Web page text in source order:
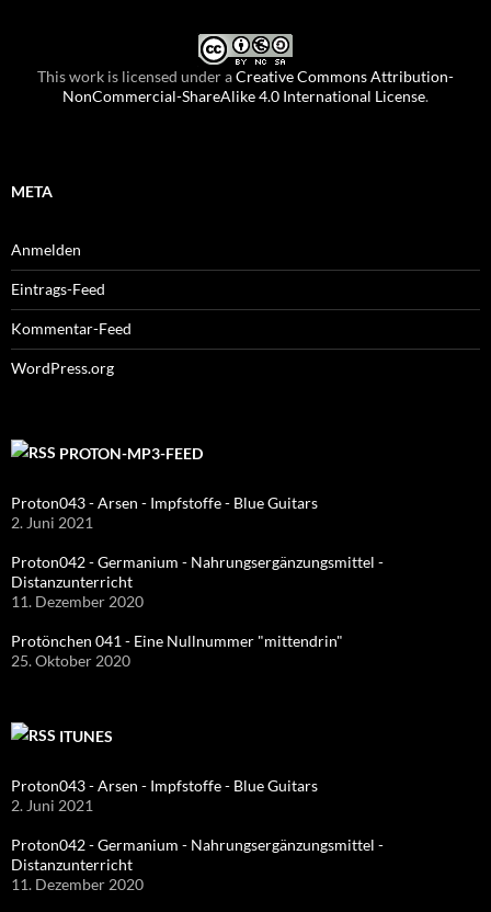
This work is licensed under aCreative Commons Attribution-
NonCommercial-ShareAlike 4.0 International License.
META
Anmelden
Eintrags-Feed
Kommentar-Feed
WordPress.org
PROTON-MP3-FEED
Proton043 - Arsen - Impfstoffe - Blue Guitars
2. Juni 2021
Proton042 - Germanium - Nahrungsergänzungsmittel -
Distanzunterricht
11. Dezember 2020
Protönchen 041 - Eine Nullnummer "mittendrin"
25. Oktober 2020
ITUNES
Proton043 - Arsen - Impfstoffe - Blue Guitars
2. Juni 2021
Proton042 - Germanium - Nahrungsergänzungsmittel -
Distanzunterricht
11. Dezember 2020